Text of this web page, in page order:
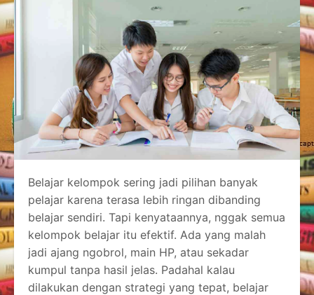
Belajar kelompok sering jadi pilihan banyak
pelajar karena terasa lebih ringan dibanding
belajar sendiri. Tapi kenyataannya, nggak semua
kelompok belajar itu efektif. Ada yang malah
jadi ajang ngobrol, main HP, atau sekadar
kumpul tanpa hasil jelas. Padahal kalau
dilakukan dengan strategi yang tepat, belajar